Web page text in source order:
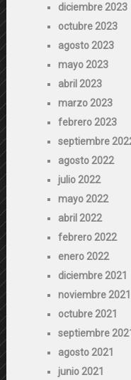
diciembre 2023
octubre 2023
agosto 2023
mayo 2023
abril 2023
marzo 2023
febrero 2023
septiembre
agosto 2022
julio 2022
mayo 2022
abril 2022
febrero 2022
enero 2022
diciembre 2021
noviembre 2021
octubre 2021
septiembre 2021
agosto 2021
junio 2021